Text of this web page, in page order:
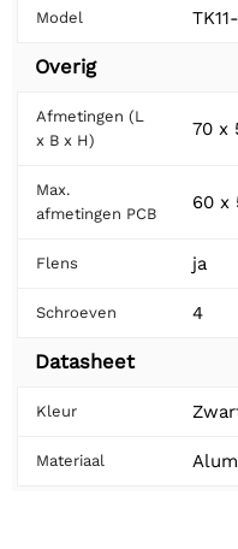
Model
Overig
Afmetingen (L
x B x H)
70 x
Max.
afmetingen PCB
60 x
Flens ja
Schroeven 4
Datasheet
Kleur
Materiaal